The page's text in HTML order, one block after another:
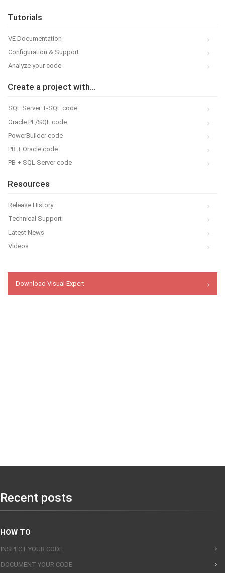
Tutorials
VE Documentation
Configuration & Support
Analyze your code
Create a project with...
SQL Server T-SQL code
Oracle PL/SQL code
PowerBuilder code
PB + Oracle code
PB + SQL Server code
Resources
Release History
Technical Support
Latest News
Videos
Download Visual Expert
Recent posts
HOW TO
INSPECT YOUR CODE
DOCUMENT YOUR CODE